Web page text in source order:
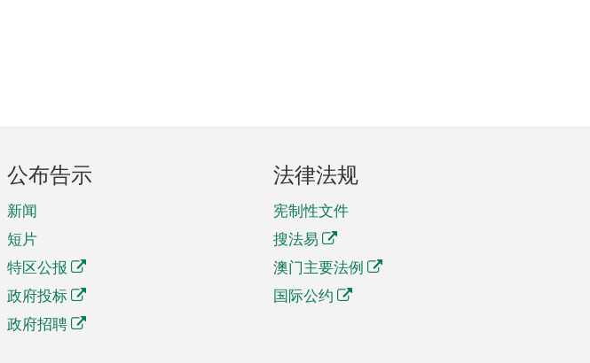
公布告示
新闻
短片
特区公报
政府投标
政府招聘
法律法规
宪制性文件
搜法易
澳门主要法例
国际公约